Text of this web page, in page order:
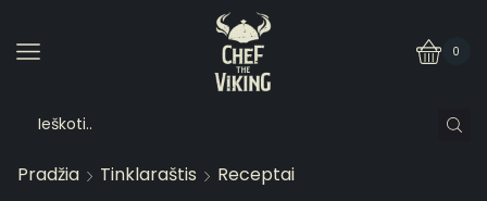
0
Pradžia Tinklaraštis Receptai